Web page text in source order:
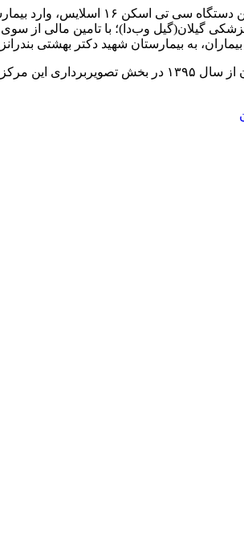
شهید دکتر بهشتی بندرانزلی شد.
به بیمارستان شهید دکتر بهشتی
گفتنی است؛ اولین دستگاه سی تی اسکن ۱۶